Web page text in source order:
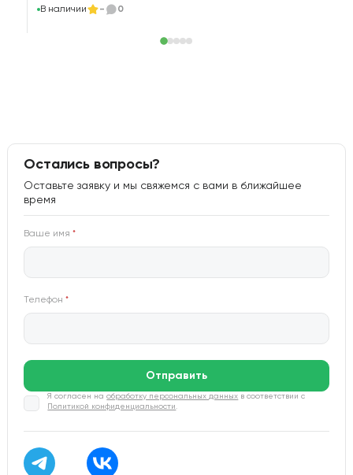
В наличии - 0
Остались вопросы?
Оставьте заявку и мы свяжемся с вами в ближайшее
время
Ваше имя*
Телефон*
Отправить
Я согласен наобработку персональных данных в соответствии с
Политикой конфиденциальности .